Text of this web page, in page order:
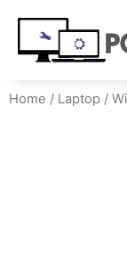
Home / Laptop /